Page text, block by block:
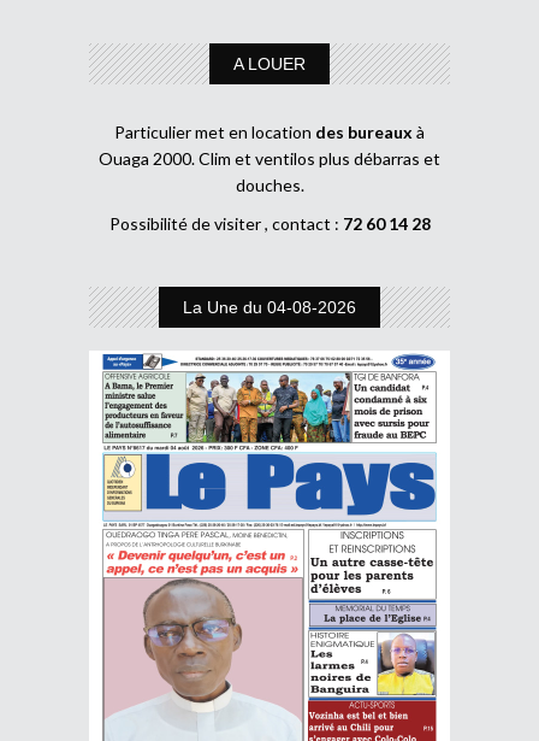
A LOUER
Particulier met en location des bureaux à
Ouaga 2000. Clim et ventilos plus débarras et
douches.
Possibilité de visiter , contact : 72 60 14 28
La Une du 04-08-2026